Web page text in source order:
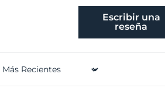
Escribir una
reseña
Sort by